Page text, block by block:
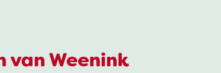
van Weenink